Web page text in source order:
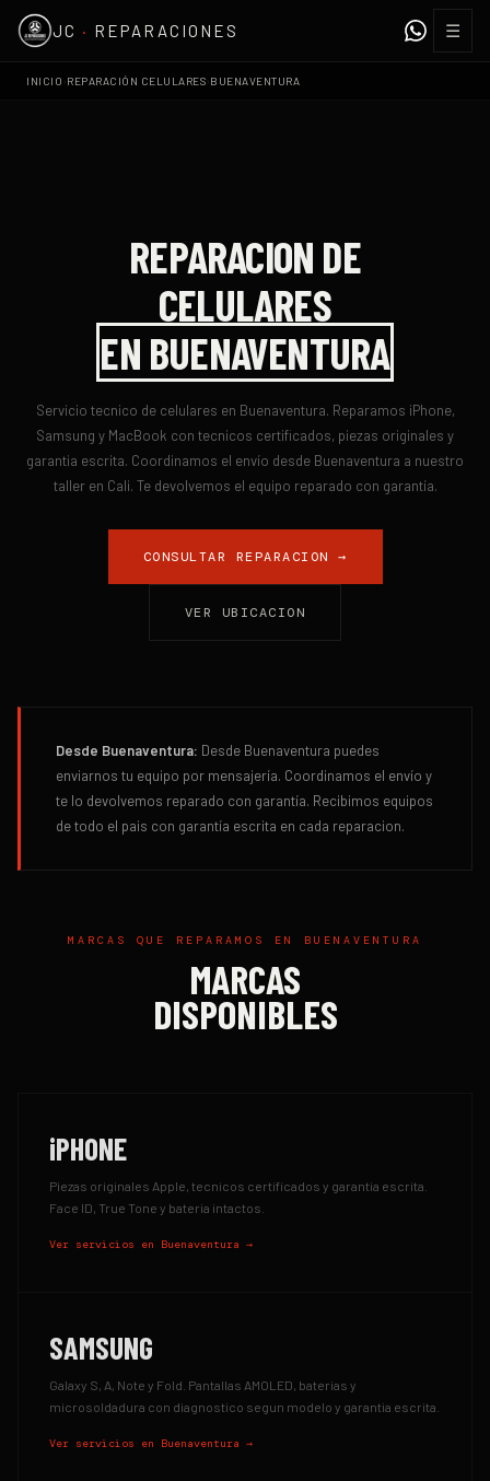
JC · REPARACIONES ☰
INICIO REPARACIÓN CELULARES BUENAVENTURA
REPARACION DE
CELULARES
EN BUENAVENTURA
Servicio tecnico de celulares en Buenaventura. Reparamos iPhone,
Samsung y MacBook con tecnicos certificados, piezas originales y
garantia escrita. Coordinamos el envío desde Buenaventura a nuestro
taller en Cali. Te devolvemos el equipo reparado con garantía.
CONSULTAR REPARACION →
VER UBICACION
Desde Buenaventura: Desde Buenaventura puedes
enviarnos tu equipo por mensajería. Coordinamos el envío y
te lo devolvemos reparado con garantía. Recibimos equipos
de todo el pais con garantía escrita en cada reparacion.
MARCAS QUE REPARAMOS EN BUENAVENTURA
MARCAS
DISPONIBLES
iPHONE
Piezas originales Apple, tecnicos certificados y garantia escrita.
Face ID, True Tone y bateria intactos.
Ver servicios en Buenaventura →
SAMSUNG
Galaxy S, A, Note y Fold. Pantallas AMOLED, baterias y
microsoldadura con diagnostico segun modelo y garantia escrita.
Ver servicios en Buenaventura →